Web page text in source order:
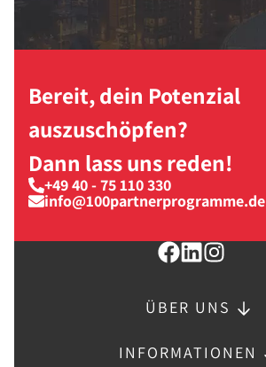
Bereit, dein Potenzial
auszuschöpfen?
Dann lass uns reden!
+49 40 - 75 110 330
info@100partnerprogramme.de
ÜBER UNS
INFORMATIONEN